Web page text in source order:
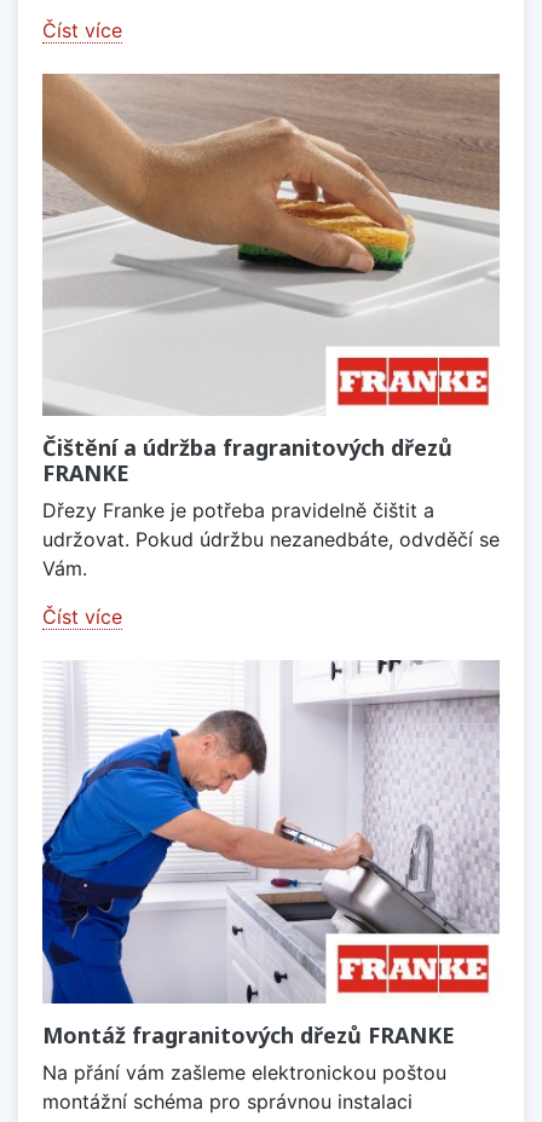
Číst více
Čištění a údržba fragranitových dřezů
FRANKE
Dřezy Franke je potřeba pravidelně čištit a
udržovat. Pokud údržbu nezanedbáte, odvděčí se
Vám.
Číst více
Montáž fragranitových dřezů FRANKE
Na přání vám zašleme elektronickou poštou
montážní schéma pro správnou instalaci